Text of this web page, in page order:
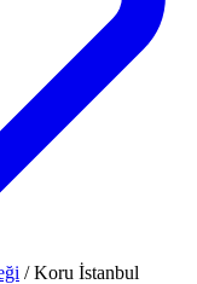
/ Koru İstanbul